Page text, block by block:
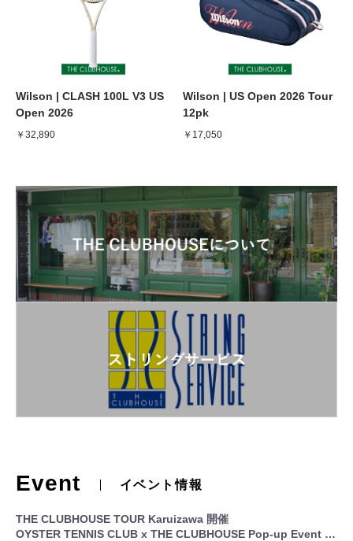
Wilson | CLASH 100L V3 US
Open 2026
￥32,890
Wilson | US Open 2026 Tour
12pk
￥17,050
Event イベント情報
THE CLUBHOUSE TOUR Karuizawa 開催
OYSTER TENNIS CLUB x THE CLUBHOUSE Pop-up Event in Ace Hotel Kyoto